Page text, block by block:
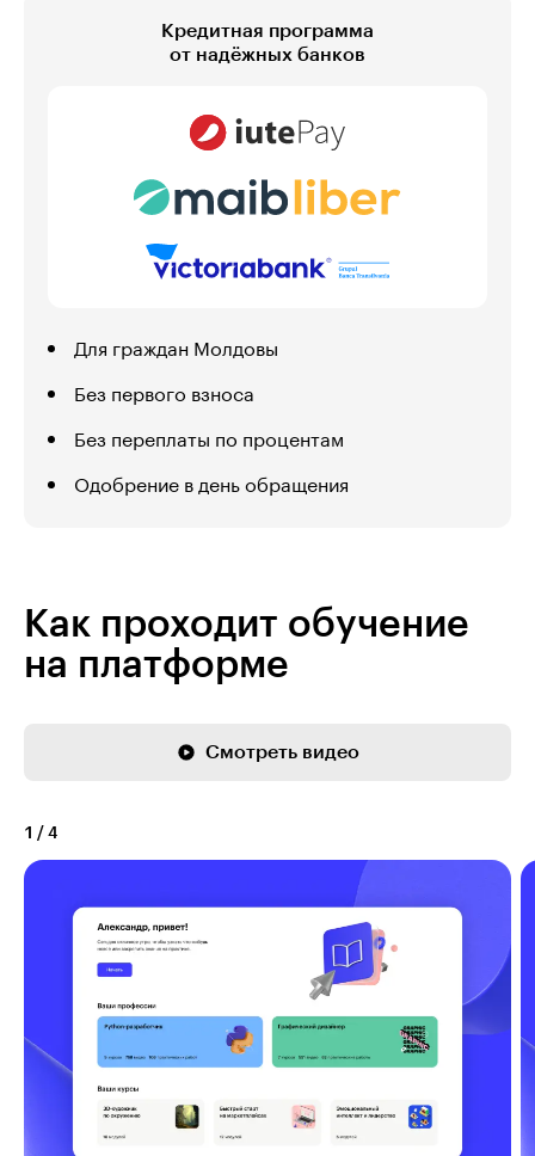
Кредитная программа
от надёжных банков
Для граждан Молдовы
Без первого взноса
Без переплаты по процентам
Одобрение в день обращения
Как проходит обучение
на платформе
Смотреть видео
1 / 4